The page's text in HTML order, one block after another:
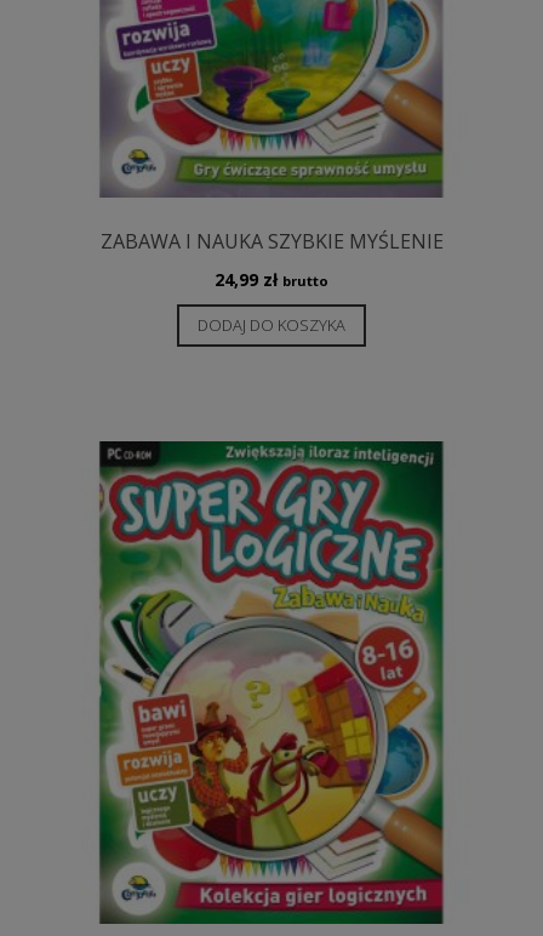
ZABAWA I NAUKA SZYBKIE MYŚLENIE
24,99 zł brutto
DODAJ DO KOSZYKA